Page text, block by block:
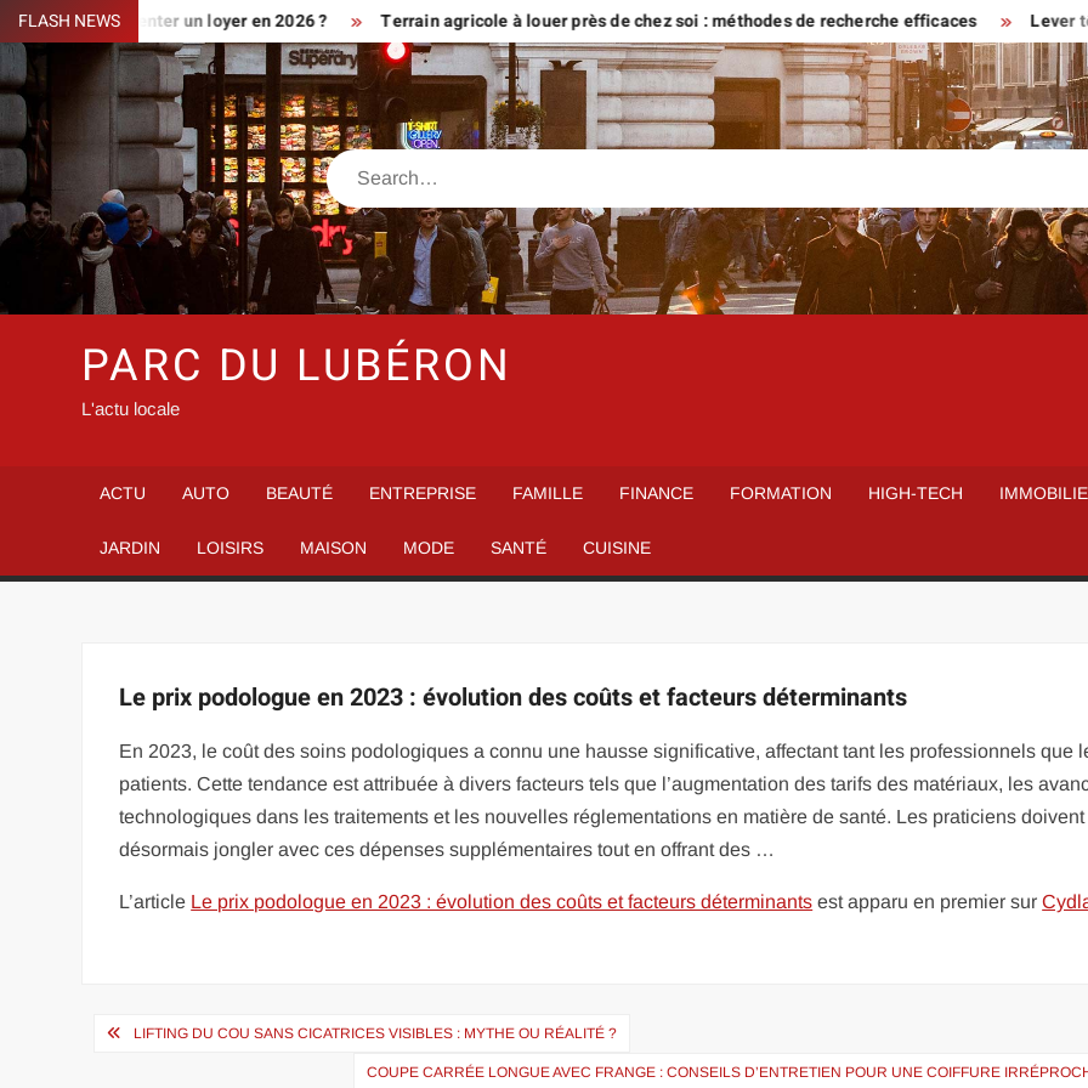
Skip
to
content
FLASH NEWS
augmenter un loyer en 2026 ? Terrain agricole à louer près de chez soi : méthodes de recherche efficaces Lever tôt ou
Search
PARC DU LUBÉRON
L'actu locale
ACTU AUTO BEAUTÉ ENTREPRISE FAMILLE FINANCE FORMATION HIGH-TECH
JARDIN LOISIRS MAISON MODE SANTÉ CUISINE
Le prix podologue en 2023 : évolution des coûts et facteurs déterminants
En 2023, le coût des soins podologiques a connu une hausse significative, affectant tant les professionnels que
patients. Cette tendance est attribuée à divers facteurs tels que l’augmentation des tarifs des matériaux, les
technologiques dans les traitements et les nouvelles réglementations en matière de santé. Les praticiens doivent
désormais jongler avec ces dépenses supplémentaires tout en offrant des …
L’article Le prix podologue en 2023 : évolution des coûts et facteurs déterminants est apparu en premier sur
Navigation
LIFTING DU COU SANS CICATRICES VISIBLES : MYTHE OU RÉALITÉ ?
COUPE CARRÉE LONGUE AVEC FRANGE : CONSEILS D’ENTRETIEN POUR UNE COIFFURE